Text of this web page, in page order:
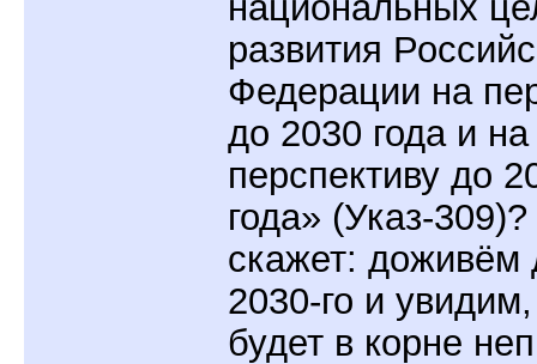
развития
Федерации на
до 2030 года и на
перспективу до
года» (Указ-
скажет: доживём
2030-го и
будет в корне